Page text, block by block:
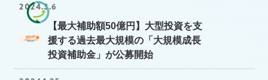
2024.3.6
【最大補助額50億円】大型投資を支
援する過去最大規模の「大規模成長
投資補助金」が公募開始